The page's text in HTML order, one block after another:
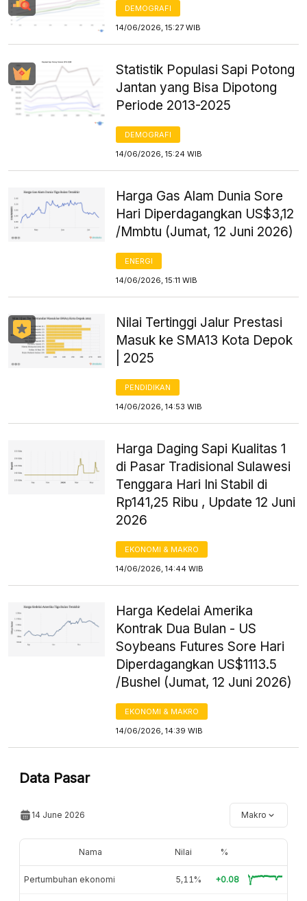
DEMOGRAFI
14/06/2026, 15:27 WIB
Statistik Populasi Sapi Potong
Jantan yang Bisa Dipotong
Periode 2013-2025
DEMOGRAFI
14/06/2026, 15:24 WIB
Harga Gas Alam Dunia Sore
Hari Diperdagangkan US$3,12
/Mmbtu (Jumat, 12 Juni 2026)
ENERGI
14/06/2026, 15:11 WIB
Nilai Tertinggi Jalur Prestasi
Masuk ke SMA13 Kota Depok
| 2025
PENDIDIKAN
14/06/2026, 14:53 WIB
Harga Daging Sapi Kualitas 1
di Pasar Tradisional Sulawesi
Tenggara Hari Ini Stabil di
Rp141,25 Ribu , Update 12 Juni
2026
EKONOMI & MAKRO
14/06/2026, 14:44 WIB
Harga Kedelai Amerika
Kontrak Dua Bulan - US
Soybeans Futures Sore Hari
Diperdagangkan US$1113.5
/Bushel (Jumat, 12 Juni 2026)
EKONOMI & MAKRO
14/06/2026, 14:39 WIB
Data Pasar
14 June 2026 Makro
Nama Nilai %
Pertumbuhan ekonomi 5,11% +0.08